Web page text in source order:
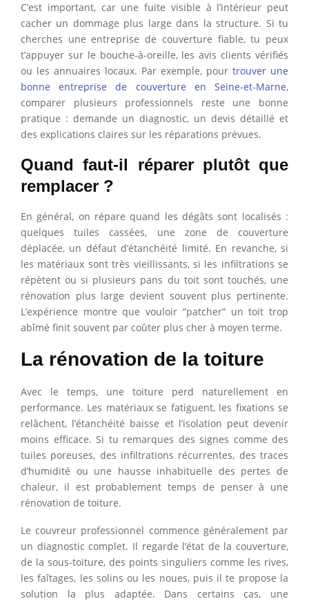
C’est important, car une fuite visible à l’intérieur peut
cacher un dommage plus large dans la structure. Si tu
cherches une entreprise de couverture fiable, tu peux
t’appuyer sur le bouche-à-oreille, les avis clients vérifiés
ou les annuaires locaux. Par exemple, pour trouver une
bonne entreprise de couverture en Seine-et-Marne,
comparer plusieurs professionnels reste une bonne
pratique : demande un diagnostic, un devis détaillé et
des explications claires sur les réparations prévues.
Quand faut-il réparer plutôt que
remplacer ?
En général, on répare quand les dégâts sont localisés :
quelques tuiles cassées, une zone de couverture
déplacée, un défaut d’étanchéité limité. En revanche, si
les matériaux sont très vieillissants, si les infiltrations se
répètent ou si plusieurs pans du toit sont touchés, une
rénovation plus large devient souvent plus pertinente.
L’expérience montre que vouloir “patcher” un toit trop
abîmé finit souvent par coûter plus cher à moyen terme.
La rénovation de la toiture
Avec le temps, une toiture perd naturellement en
performance. Les matériaux se fatiguent, les fixations se
relâchent, l’étanchéité baisse et l’isolation peut devenir
moins efficace. Si tu remarques des signes comme des
tuiles poreuses, des infiltrations récurrentes, des traces
d’humidité ou une hausse inhabituelle des pertes de
chaleur, il est probablement temps de penser à une
rénovation de toiture.
Le couvreur professionnel commence généralement par
un diagnostic complet. Il regarde l’état de la couverture,
de la sous-toiture, des points singuliers comme les rives,
les faîtages, les solins ou les noues, puis il te propose la
solution la plus adaptée. Dans certains cas, une